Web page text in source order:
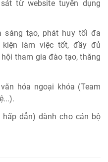
từ website tuyển dụng
sáng tạo, phát huy tối đa
làm việc tốt, đầy đủ
tham gia đào tạo, thăng
hóa ngoại khóa (Team
dẫn) dành cho cán bộ